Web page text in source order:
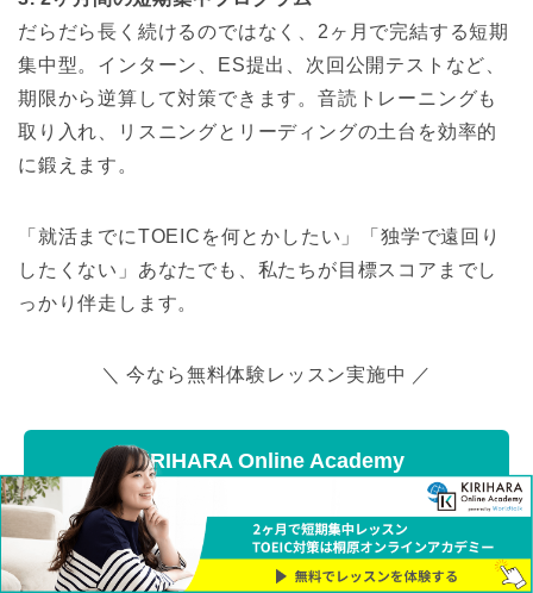
だらだら長く続けるのではなく、2ヶ月で完結する短期
集中型。インターン、ES提出、次回公開テストなど、
期限から逆算して対策できます。音読トレーニングも
取り入れ、リスニングとリーディングの土台を効率的
に鍛えます。
「就活までにTOEICを何とかしたい」「独学で遠回り
したくない」あなたでも、私たちが目標スコアまでし
っかり伴走します。
＼ 今なら無料体験レッスン実施中 ／
KIRIHARA Online Academy
TOEIC対策コースを見てみる